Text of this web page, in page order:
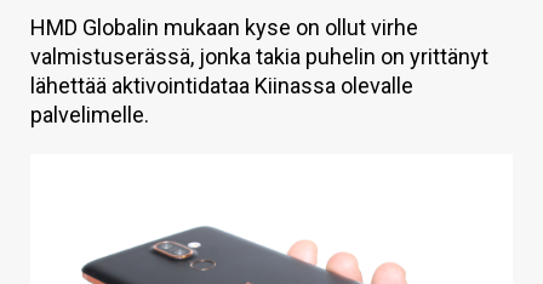
HINTA.FI
KAUPPA
VAIHDA TEEMA
HMD Globalin mukaan kyse on ollut virhe
valmistuserässä, jonka takia puhelin on yrittänyt
lähettää aktivointidataa Kiinassa olevalle
palvelimelle.